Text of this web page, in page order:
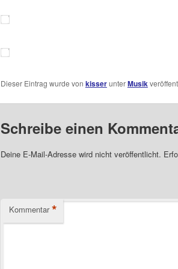
Dieser Eintrag wurde von kisserunterMusik
Schreibe einen
Deine E-Mail-Adresse wird nicht veröffentlicht.
Kommentar *